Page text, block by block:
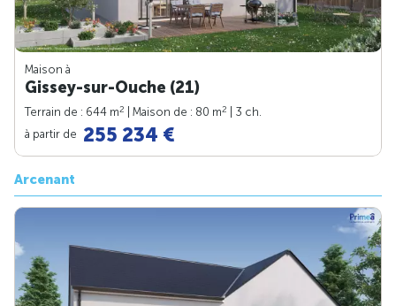
Maison à
Gissey-sur-Ouche (21)
Terrain de : 644 m2 | Maison de : 80 m2
| 3 ch.
à partir de 255 234 €
Arcenant